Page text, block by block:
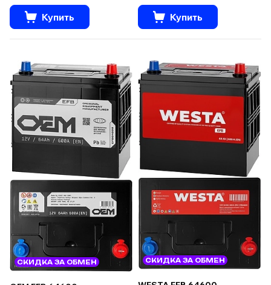
Купить Купить
СКИДКА ЗА ОБМЕН СКИДКА ЗА ОБМЕН